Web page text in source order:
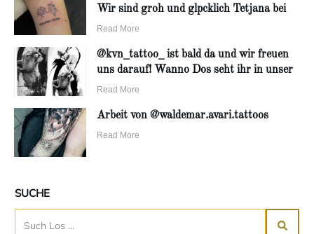
Wir sind groh und glpcklich Tetjana bei
Read More
@kvn_tattoo_ ist bald da und wir freuen
uns darauf! Wanno Dos seht ihr in unser
Read More
Arbeit von @waldemar.avari.tattoos
Read More
SUCHE